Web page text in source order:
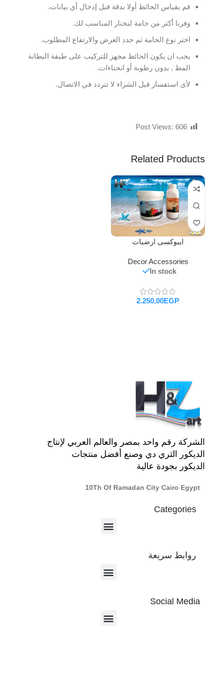
قم بقياس الحائط أولا بدقة قبل إدخال أي بيانات.
وفرنا أكثر من خامة لتختار المناسب لك.
اختر نوع الخامة ثم حدد العرض والارتفاع المطلوب.
يجب ان يكون الحائط مجهز للتركيب على طبقة البطانة
المط , بدون رطوبة أو انحناءات.
لأى استفسار قبل الشراء لا تتردد في الاتصال.
Post Views: 606
Related Products
ايبوكسى ارضيات
Decor Accessories
In stock
EGP
الشركة رقم واحد بمصر والعالم العربي لإنتاج
الديكور الثري دي وصنع أفضل منتجات
الديكور بجودة عالية
10Th Of Ramadan City Cairo Egypt
Categories
روابط سريعة
Social Media